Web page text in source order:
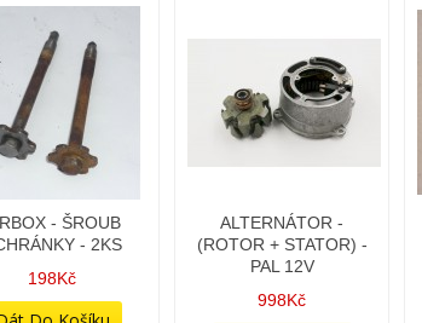
- ŠROUB
- 2KS
198Kč
ALTERNÁTOR -
(ROTOR + STATOR) -
PAL 12V
998Kč